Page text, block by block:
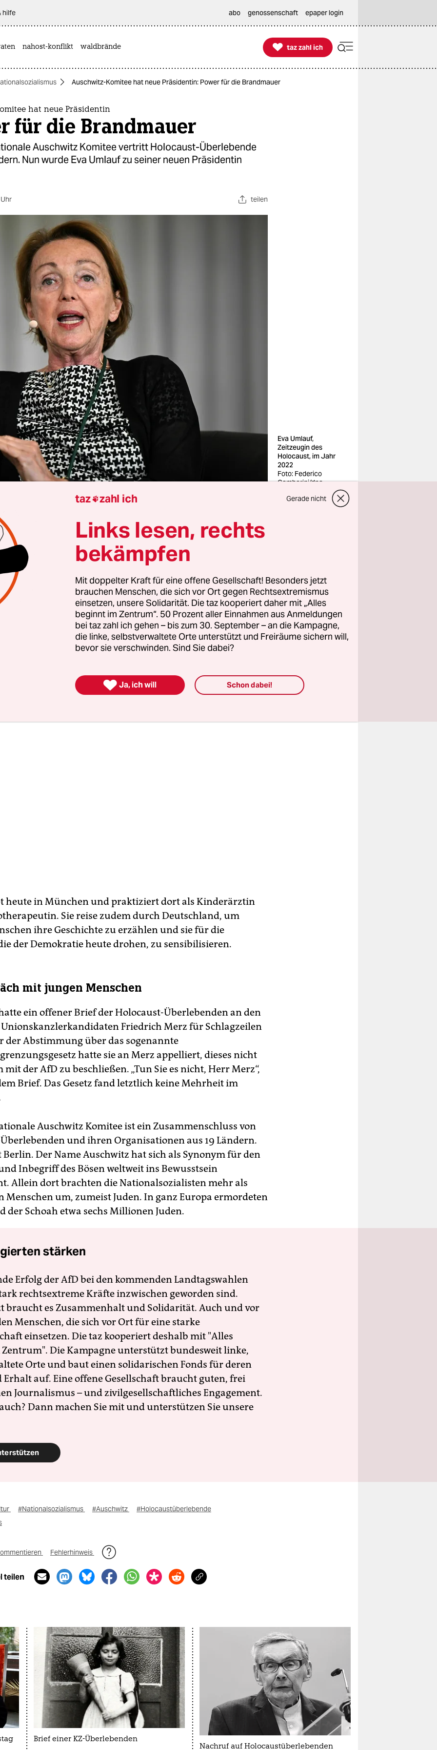
hilfe abo genossenschaft epaper login
nahost-konflikt waldbrände 
taz zahl ich
taz zahl ich
Auschwitz-Komitee hat neue Präsidentin: Power für die Brandmauer
hat neue Präsidentin
für die Brandmauer
Auschwitz Komitee vertritt Holocaust-Überlebende
Nun wurde Eva Umlauf zu seiner neuen Präsidentin
teilen
Eva Umlauf,
Zeitzeugin des
Holocaust, im Jahr
2022
Foto: Federico
Gambarini/dpa
Überlebende
Auschwitz Komitees. Die 82-Jährige wurde bei einer
gewählt, wie die Organisation mitteilte. Sie tritt die
Marian Turski, an. Der Holocaust-Überlebende war im
von 98 Jahren in Warschau gestorben
Angaben des Komitees eine der jüngsten
des NS-Vernichtungslagers Auschwitz. 1942 in einem
Arbeitslager in eine jüdische Familie hineingeboren, sei
1944 zusammen mit ihrer im 4. Monat schwangeren
ihrem Vater nach Auschwitz deportiert worden. Ihr Vater
das Lager überlebt. Ihre Schwester wurde demnach nach
Ende Januar im April 1945 in Auschwitz geboren.
heute in München und praktiziert dort als Kinderärztin
Sie reise zudem durch Deutschland, um
ihre Geschichte zu erzählen und sie für die
der Demokratie heute drohen, zu sensibilisieren.
mit jungen Menschen
ein offener Brief der Holocaust-Überlebenden an den
Friedrich Merz für Schlagzeilen
der Abstimmung über das sogenannte
hatte sie an Merz appelliert, dieses nicht
mit der AfD zu beschließen. „Tun Sie es nicht, Herr Merz“,
Brief. Das Gesetz fand letztlich keine Mehrheit im
Auschwitz Komitee ist ein Zusammenschluss von
und ihren Organisationen aus 19 Ländern.
Berlin. Der Name Auschwitz hat sich als Synonym für den
Inbegriff des Bösen weltweit ins Bewusstsein
Allein dort brachten die Nationalsozialisten mehr als
Menschen um, zumeist Juden. In ganz Europa ermordeten
der Schoah etwa sechs Millionen Juden.
stärken
Erfolg der AfD bei den kommenden Landtagswahlen
rechtsextreme Kräfte inzwischen geworden sind.
braucht es Zusammenhalt und Solidarität. Auch und vor
Menschen, die sich vor Ort für eine starke
einsetzen. Die taz kooperiert deshalb mit "Alles
Die Kampagne unterstützt bundesweit linke,
Orte und baut einen solidarischen Fonds für deren
Erhalt auf. Eine offene Gesellschaft braucht guten, frei
Journalismus – und zivilgesellschaftliches Engagement.
Dann machen Sie mit und unterstützen Sie unsere
#Nationalsozialismus #Auschwitz
#Holocaustüberlebende
Fehlerhinweis
teilen
Brief einer KZ-Überlebenden
Nachruf auf Holocaustüberlebenden
taz zahl ich Gerade nicht
Links lesen, rechts
bekämpfen
Mit doppelter Kraft für eine offene Gesellschaft! Besonders jetzt
brauchen Menschen, die sich vor Ort gegen Rechtsextremismus
einsetzen, unsere Solidarität. Die taz kooperiert daher mit „Alles
beginnt im Zentrum“. 50 Prozent aller Einnahmen aus Anmeldungen
bei taz zahl ich gehen – bis zum 30. September – an die Kampagne,
die linke, selbstverwaltete Orte unterstützt und Freiräume sichern will,
bevor sie verschwinden. Sind Sie dabei?
 Ja, ich will Schon dabei!